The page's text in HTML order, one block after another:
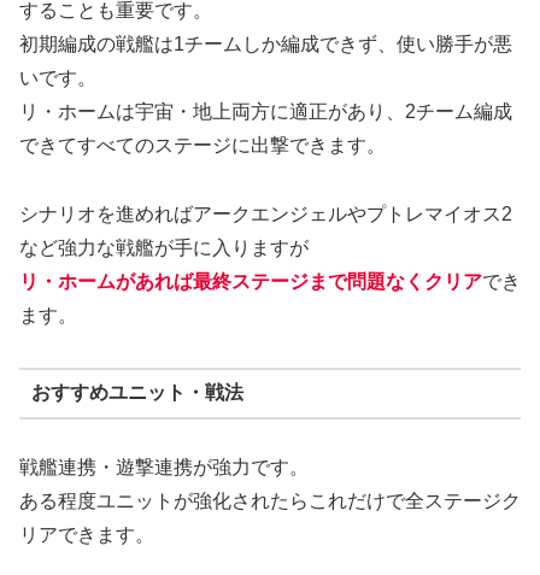
することも重要です。
初期編成の戦艦は1チームしか編成できず、使い勝手が悪
いです。
リ・ホームは宇宙・地上両方に適正があり、2チーム編成
できてすべてのステージに出撃できます。
シナリオを進めればアークエンジェルやプトレマイオス2
など強力な戦艦が手に入りますが
リ・ホームがあれば最終ステージまで問題なくクリアでき
ます。
おすすめユニット・戦法
戦艦連携・遊撃連携が強力です。
ある程度ユニットが強化されたらこれだけで全ステージク
リアできます。